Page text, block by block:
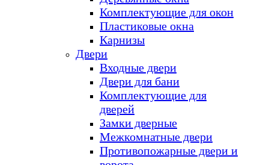
Комплектующие для окон
Пластиковые окна
Карнизы
Двери
Входные двери
Двери для бани
Комплектующие для
дверей
Замки дверные
Межкомнатные двери
Противопожарные двери и